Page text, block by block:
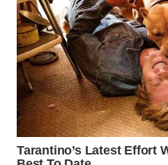
WN
MAJALENGKA
WN
SUBANG
WN
SUKABUMI